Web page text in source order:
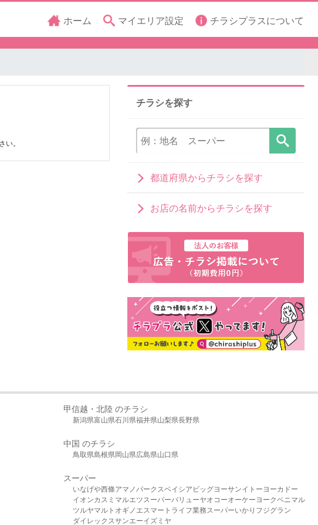
ホーム マイエリア設定 チラシプラスについて
い。
チラシを探す
都道府県からチラシを探す
お店の名前からチラシを探す
甲信越・北陸 のチラシ
新潟県富山県石川県福井県山梨県長野県
中国 のチラシ
鳥取県島根県岡山県広島県山口県
スーパー
いなげや西條アマノパークスベイシア ビッグヨーサンイトーヨーカドー
イオンカスミ マルエツ スーパーバリューヤオコーオーケー ヨークベニマル
ツルヤマルト オギノ エスマート ライフ業務スーパーいかり フジグラン
ダイレックスサンエーイズミヤ